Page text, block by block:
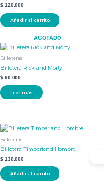
$ 120.000
Añadir al carrito
AGOTADO
Billeteras
Billetera Rick and Morty
$ 90.000
Leer más
Billeteras
Billetera Timberland Hombre
$ 130.000
Añadir al carrito